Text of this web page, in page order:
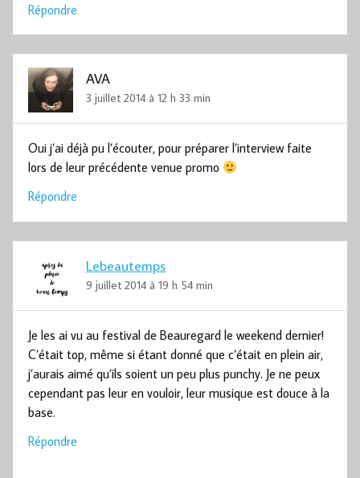
Répondre
AVA
3 juillet 2014 à 12 h 33 min
Oui j’ai déjà pu l’écouter, pour préparer l’interview faite
lors de leur précédente venue promo
Répondre
Lebeautemps
9 juillet 2014 à 19 h 54 min
Je les ai vu au festival de Beauregard le weekend dernier!
C’était top, même si étant donné que c’était en plein air,
j’aurais aimé qu’ils soient un peu plus punchy. Je ne peux
cependant pas leur en vouloir, leur musique est douce à la
base.
Répondre